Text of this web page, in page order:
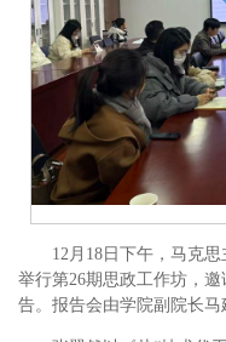
12月18日下午，马克
举行第26期思政工作坊，
告。报告会由学院副院长马